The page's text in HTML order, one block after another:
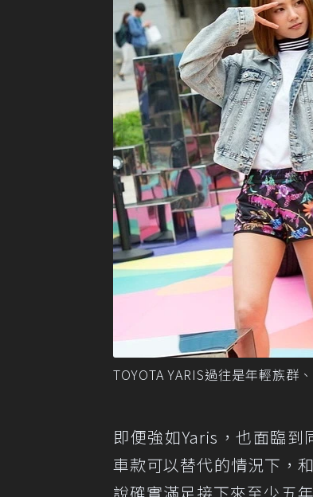
TOYOTA YARIS過往是年輕族群
即便強如Yaris，也面臨
車款可以替代的情況下，